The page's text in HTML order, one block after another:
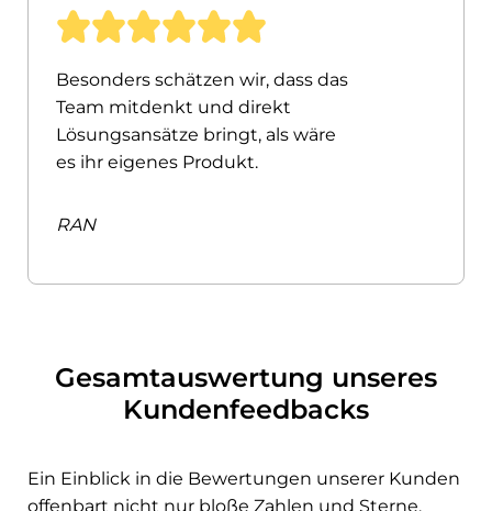
Besonders schätzen wir, dass das
Team mitdenkt und direkt
Lösungsansätze bringt, als wäre
es ihr eigenes Produkt.
RAN
Gesamtauswertung unseres
Kundenfeedbacks
Ein Einblick in die Bewertungen unserer Kunden
offenbart nicht nur bloße Zahlen und Sterne,